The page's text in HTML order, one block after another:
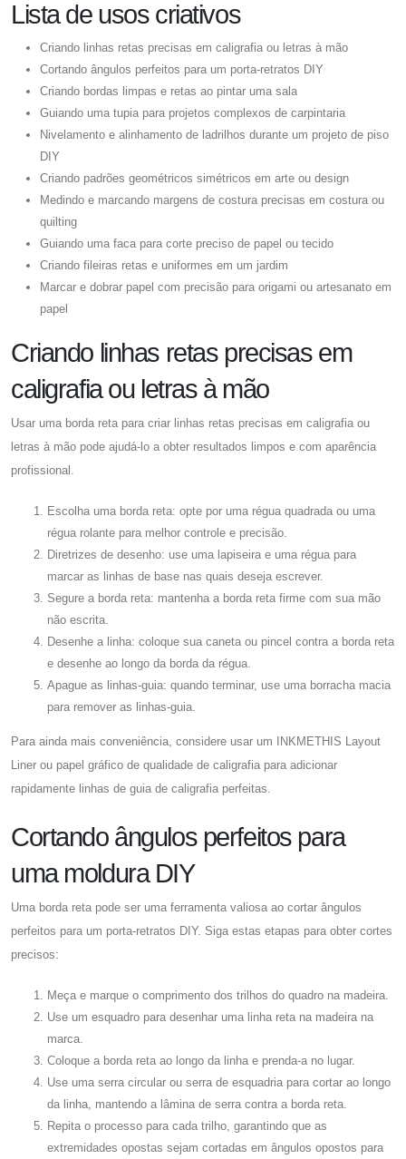
Lista de usos criativos
Criando linhas retas precisas em caligrafia ou letras à mão
Cortando ângulos perfeitos para um porta-retratos DIY
Criando bordas limpas e retas ao pintar uma sala
Guiando uma tupia para projetos complexos de carpintaria
Nivelamento e alinhamento de ladrilhos durante um projeto de piso
DIY
Criando padrões geométricos simétricos em arte ou design
Medindo e marcando margens de costura precisas em costura ou
quilting
Guiando uma faca para corte preciso de papel ou tecido
Criando fileiras retas e uniformes em um jardim
Marcar e dobrar papel com precisão para origami ou artesanato em
papel
Criando linhas retas precisas em
caligrafia ou letras à mão
Usar uma borda reta para criar linhas retas precisas em caligrafia ou
letras à mão pode ajudá-lo a obter resultados limpos e com aparência
profissional.
Escolha uma borda reta: opte por uma régua quadrada ou uma
régua rolante para melhor controle e precisão.
Diretrizes de desenho: use uma lapiseira e uma régua para
marcar as linhas de base nas quais deseja escrever.
Segure a borda reta: mantenha a borda reta firme com sua mão
não escrita.
Desenhe a linha: coloque sua caneta ou pincel contra a borda reta
e desenhe ao longo da borda da régua.
Apague as linhas-guia: quando terminar, use uma borracha macia
para remover as linhas-guia.
Para ainda mais conveniência, considere usar um INKMETHIS Layout
Liner ou papel gráfico de qualidade de caligrafia para adicionar
rapidamente linhas de guia de caligrafia perfeitas.
Cortando ângulos perfeitos para
uma moldura DIY
Uma borda reta pode ser uma ferramenta valiosa ao cortar ângulos
perfeitos para um porta-retratos DIY. Siga estas etapas para obter cortes
precisos:
Meça e marque o comprimento dos trilhos do quadro na madeira.
Use um esquadro para desenhar uma linha reta na madeira na
marca.
Coloque a borda reta ao longo da linha e prenda-a no lugar.
Use uma serra circular ou serra de esquadria para cortar ao longo
da linha, mantendo a lâmina de serra contra a borda reta.
Repita o processo para cada trilho, garantindo que as
extremidades opostas sejam cortadas em ângulos opostos para